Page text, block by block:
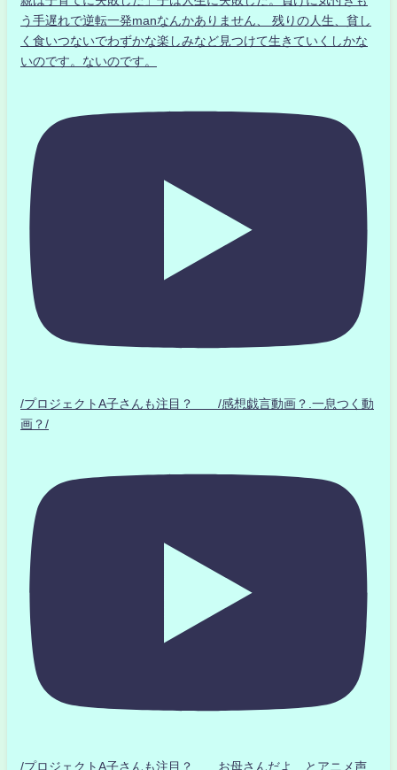
う手遅れで逆転一発manなんかありません、 残りの人生、貧し
く食いつないでわずかな楽しみなど見つけて生きていくしかな
いのです。ないのです。
/プロジェクトA子さんも注目？ /感想戯言動画？.一息つく動
画？/
/プロジェクトA子さんも注目？ お母さんだよ とアニメ声